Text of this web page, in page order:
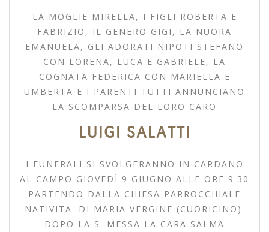
LA MOGLIE MIRELLA, I FIGLI ROBERTA E
FABRIZIO, IL GENERO GIGI, LA NUORA
EMANUELA, GLI ADORATI NIPOTI STEFANO
CON LORENA, LUCA E GABRIELE, LA
COGNATA FEDERICA CON MARIELLA E
UMBERTA E I PARENTI TUTTI ANNUNCIANO
LA SCOMPARSA DEL LORO CARO
LUIGI SALATTI
I FUNERALI SI SVOLGERANNO IN CARDANO
AL CAMPO GIOVEDÌ 9 GIUGNO ALLE ORE 9.30
PARTENDO DALLA CHIESA PARROCCHIALE
NATIVITA' DI MARIA VERGINE (CUORICINO).
DOPO LA S. MESSA LA CARA SALMA